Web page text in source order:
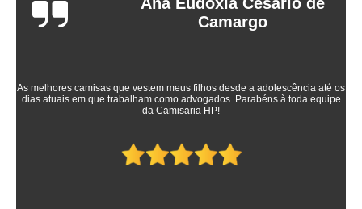
Camargo
As melhores camisas que vestem meus filhos desde a adolescência até os
dias atuais em que trabalham como advogados. Parabéns à toda equipe
da Camisaria HP!